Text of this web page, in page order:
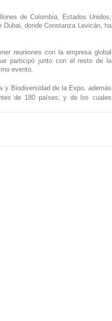
de Colombia, Estados Unidos,
donde Constanza Levicán, ha
reuniones con la empresa global
participó junto con el resto de la
evento.
y Biodiversidad de la Expo, además
de 180 países, y de los cuales